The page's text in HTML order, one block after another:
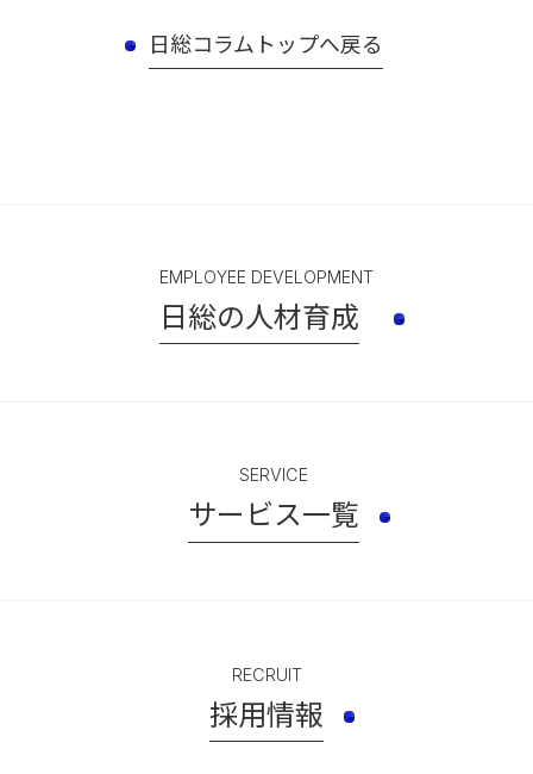
日総コラムトップへ戻る
EMPLOYEE DEVELOPMENT
日総の人材育成
SERVICE
サービス一覧
RECRUIT
採用情報